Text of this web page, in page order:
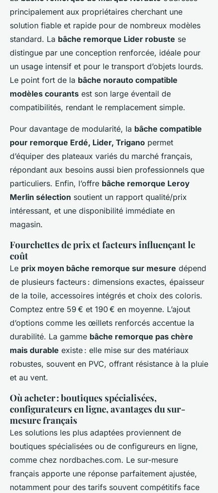
principalement aux propriétaires cherchant une
solution fiable et rapide pour de nombreux modèles
standard. La bâche remorque Lider robuste se
distingue par une conception renforcée, idéale pour
un usage intensif et pour le transport d’objets lourds.
Le point fort de la bâche norauto compatible
modèles courants est son large éventail de
compatibilités, rendant le remplacement simple.
Pour davantage de modularité, la bâche compatible
pour remorque Erdé, Lider, Trigano permet
d’équiper des plateaux variés du marché français,
répondant aux besoins aussi bien professionnels que
particuliers. Enfin, l’offre bâche remorque Leroy
Merlin sélection soutient un rapport qualité/prix
intéressant, et une disponibilité immédiate en
magasin.
Fourchettes de prix et facteurs influençant le
coût
Le prix moyen bâche remorque sur mesure dépend
de plusieurs facteurs : dimensions exactes, épaisseur
de la toile, accessoires intégrés et choix des coloris.
Comptez entre 59 € et 190 € en moyenne. L’ajout
d’options comme les œillets renforcés accentue la
durabilité. La gamme bâche remorque pas chère
mais durable existe : elle mise sur des matériaux
robustes, souvent en PVC, offrant résistance à la pluie
et au vent.
Où acheter : boutiques spécialisées,
configurateurs en ligne, avantages du sur-
mesure français
Les solutions les plus adaptées proviennent de
boutiques spécialisées ou de configureurs en ligne,
comme chez nordbaches.com. Le sur-mesure
français apporte une réponse parfaitement ajustée,
notamment pour des tarifs souvent compétitifs face